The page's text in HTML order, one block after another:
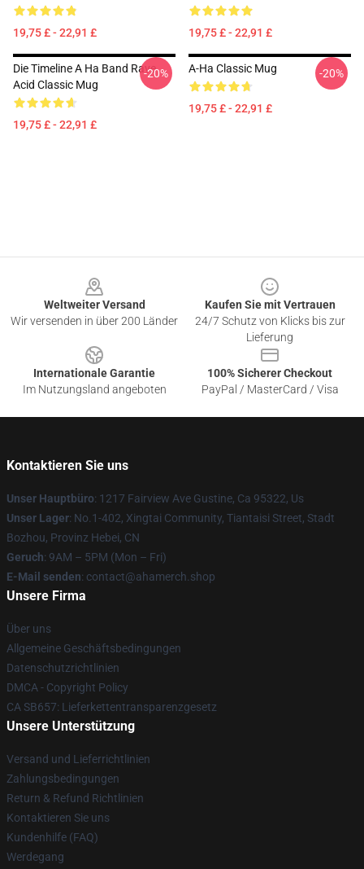
19,75 £ - 22,91 £ 19,75 £ - 22,91 £
Die Timeline A Ha Band Rave
Acid Classic Mug
19,75 £ - 22,91 £
-20% A-Ha Classic Mug
19,75 £ - 22,91 £
-20%
Weltweiter Versand
Wir versenden in über 200 Länder
Kaufen Sie mit Vertrauen
24/7 Schutz von Klicks bis zur
Lieferung
Internationale Garantie
Im Nutzungsland angeboten
100% Sicherer Checkout
PayPal / MasterCard / Visa
Kontaktieren Sie uns
Unser Hauptbüro: 1217 Fairview Ave Gustine, Ca 95322, Us
Unser Lager: No.1-402, Xingtai Community, Tiantaisi Street, Stadt
Bozhou, Provinz Hebei, CN
Geruch: 9AM – 5PM (Mon – Fri)
E-Mail senden: contact@ahamerch.shop
Unsere Firma
Über uns
Allgemeine Geschäftsbedingungen
Datenschutzrichtlinien
DMCA - Copyright Policy
CA SB657: Lieferkettentransparenzgesetz
Unsere Unterstützung
Versand und Lieferrichtlinien
Zahlungsbedingungen
Return & Refund Richtlinien
Kontaktieren Sie uns
Kundenhilfe (FAQ)
Werdegang